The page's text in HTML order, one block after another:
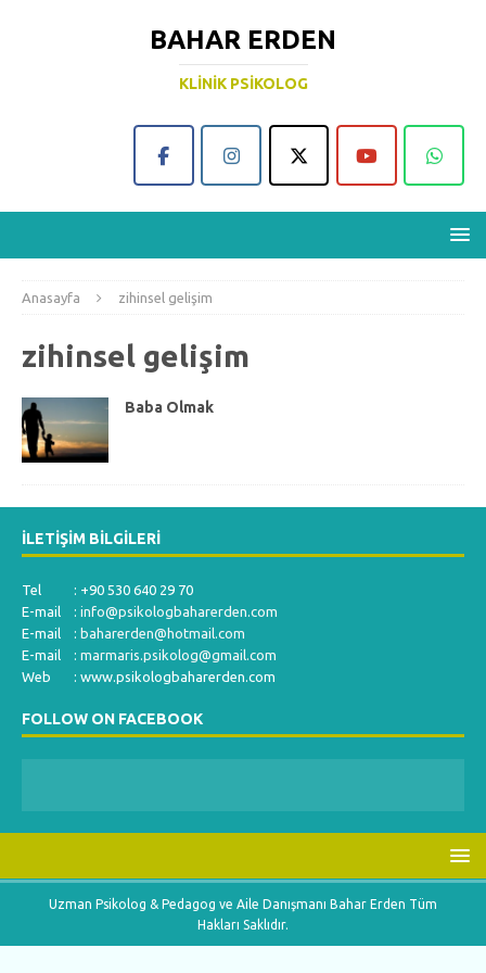
BAHAR ERDEN
KLINIK PSIKOLOG
Anasayfa zihinsel gelişim
zihinsel gelişim
Baba Olmak
İLETIŞIM BILGILERI
Tel : +90 530 640 29 70
E-mail : info@psikologbaharerden.com
E-mail : baharerden@hotmail.com
E-mail : marmaris.psikolog@gmail.com
Web : www.psikologbaharerden.com
FOLLOW ON FACEBOOK
Uzman Psikolog & Pedagog ve Aile Danışmanı Bahar Erden Tüm
Hakları Saklıdır.